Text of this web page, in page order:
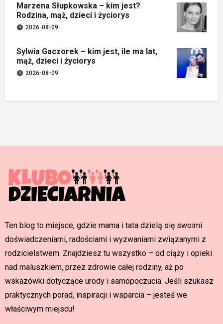
Marzena Słupkowska – kim jest?
Rodzina, mąż, dzieci i życiorys
2026-08-09
Sylwia Gaczorek – kim jest, ile ma lat,
mąż, dzieci i życiorys
2026-08-09
Ten blog to miejsce, gdzie mama i tata dzielą się swoimi
doświadczeniami, radościami i wyzwaniami związanymi z
rodzicielstwem. Znajdziesz tu wszystko – od ciąży i opieki
nad maluszkiem, przez zdrowie całej rodziny, aż po
wskazówki dotyczące urody i samopoczucia. Jeśli szukasz
praktycznych porad, inspiracji i wsparcia – jesteś we
właściwym miejscu!